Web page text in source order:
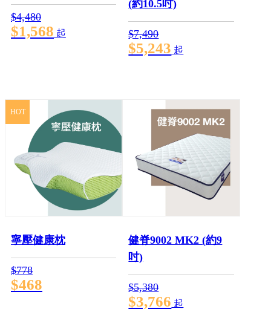
$4,480
$1,568 起
(約10.5吋)
$7,490
$5,243 起
HOT
寧壓健康枕
$778
$468
健脊9002 MK2 (約9
吋)
$5,380
$3,766 起